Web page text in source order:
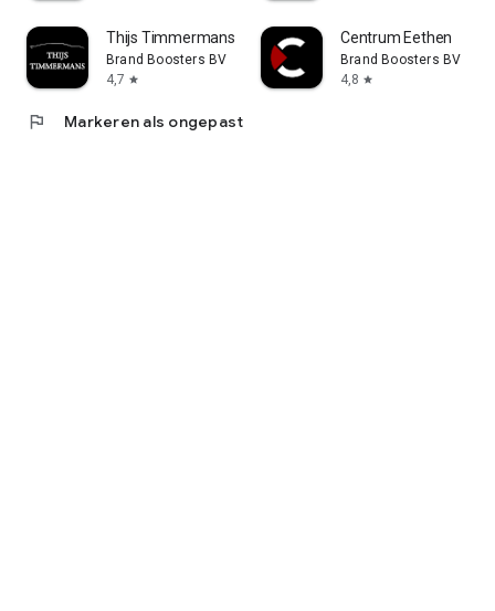
Thijs Timmermans
Brand Boosters BV
4,7 star
Centrum Eethen
Brand Boosters BV
4,8 star
flag Markeren als ongepast